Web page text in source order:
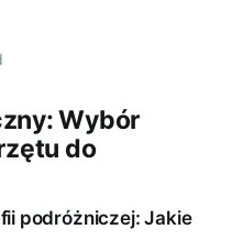
Wybór
do
podróżniczej: Jakie